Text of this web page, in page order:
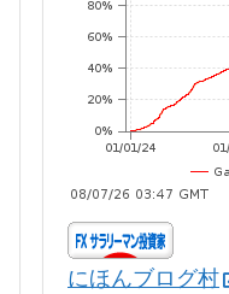
にほんブログ村